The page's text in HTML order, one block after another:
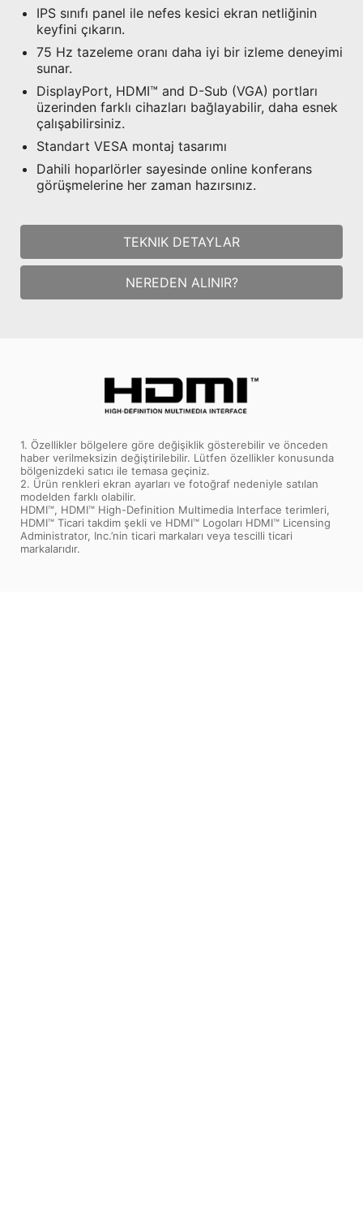
IPS sınıfı panel ile nefes kesici ekran netliğinin
keyfini çıkarın.
75 Hz tazeleme oranı daha iyi bir izleme deneyimi
sunar.
DisplayPort, HDMI™ and D-Sub (VGA) portları
üzerinden farklı cihazları bağlayabilir, daha esnek
çalışabilirsiniz.
Standart VESA montaj tasarımı
Dahili hoparlörler sayesinde online konferans
görüşmelerine her zaman hazırsınız.
TEKNIK DETAYLAR
NEREDEN ALINIR?
1. Özellikler bölgelere göre değişiklik gösterebilir ve önceden
haber verilmeksizin değiştirilebilir. Lütfen özellikler konusunda
bölgenizdeki satıcı ile temasa geçiniz.
2. Ürün renkleri ekran ayarları ve fotoğraf nedeniyle satılan
modelden farklı olabilir.
HDMI™, HDMI™ High-Definition Multimedia Interface terimleri,
HDMI™ Ticari takdim şekli ve HDMI™ Logoları HDMI™ Licensing
Administrator, Inc.’nin ticari markaları veya tescilli ticari
markalarıdır.